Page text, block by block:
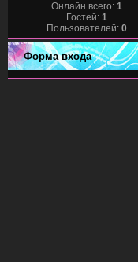
Онлайн всего: 1
Гостей: 1
Пользователей: 0
Форма входа